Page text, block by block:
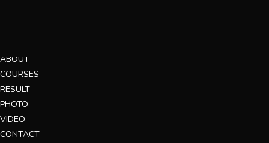
ABOUT
COURSES
RESULT
PHOTO
VIDEO
CONTACT